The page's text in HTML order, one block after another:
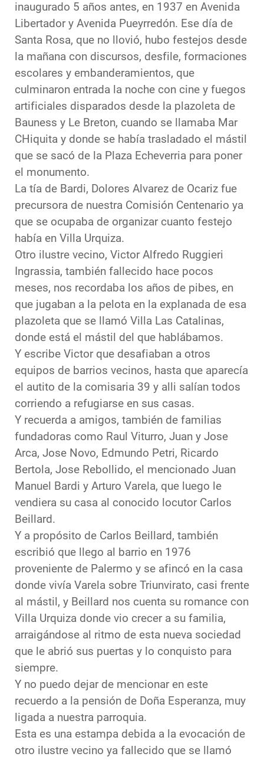
inaugurado 5 años antes, en 1937 en Avenida
Libertador y Avenida Pueyrredón. Ese día de
Santa Rosa, que no llovió, hubo festejos desde
la mañana con discursos, desfile, formaciones
escolares y embanderamientos, que
culminaron entrada la noche con cine y fuegos
artificiales disparados desde la plazoleta de
Bauness y Le Breton, cuando se llamaba Mar
CHiquita y donde se había trasladado el mástil
que se sacó de la Plaza Echeverria para poner
el monumento.
La tía de Bardi, Dolores Alvarez de Ocariz fue
precursora de nuestra Comisión Centenario ya
que se ocupaba de organizar cuanto festejo
había en Villa Urquiza.
Otro ilustre vecino, Victor Alfredo Ruggieri
Ingrassia, también fallecido hace pocos
meses, nos recordaba los años de pibes, en
que jugaban a la pelota en la explanada de esa
plazoleta que se llamó Villa Las Catalinas,
donde está el mástil del que hablábamos.
Y escribe Victor que desafiaban a otros
equipos de barrios vecinos, hasta que aparecía
el autito de la comisaria 39 y alli salían todos
corriendo a refugiarse en sus casas.
Y recuerda a amigos, también de familias
fundadoras como Raul Viturro, Juan y Jose
Arca, Jose Novo, Edmundo Petri, Ricardo
Bertola, Jose Rebollido, el mencionado Juan
Manuel Bardi y Arturo Varela, que luego le
vendiera su casa al conocido locutor Carlos
Beillard.
Y a propósito de Carlos Beillard, también
escribió que llego al barrio en 1976
proveniente de Palermo y se afincó en la casa
donde vivía Varela sobre Triunvirato, casi frente
al mástil, y Beillard nos cuenta su romance con
Villa Urquiza donde vio crecer a su familia,
arraigándose al ritmo de esta nueva sociedad
que le abrió sus puertas y lo conquisto para
siempre.
Y no puedo dejar de mencionar en este
recuerdo a la pensión de Doña Esperanza, muy
ligada a nuestra parroquia.
Esta es una estampa debida a la evocación de
otro ilustre vecino ya fallecido que se llamó